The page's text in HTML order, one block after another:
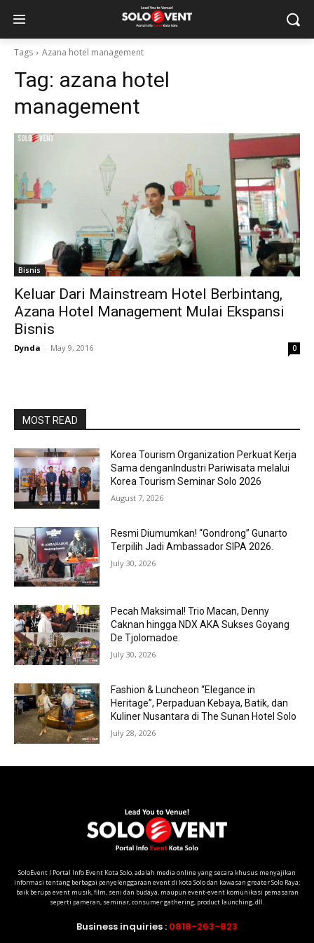
Tags Azana hotel management
Tag: azana hotel
management
Bisnis
Keluar Dari Mainstream Hotel Berbintang,
Azana Hotel Management Mulai Ekspansi
Bisnis
Dynda - May 9, 2016 0
MOST READ
Korea Tourism Organization Perkuat Kerja
Sama denganIndustri Pariwisata melalui
Korea Tourism Seminar Solo 2026
August 7, 2026
Resmi Diumumkan! “Gondrong” Gunarto
Terpilih Jadi Ambassador SIPA 2026.
July 30, 2026
Pecah Maksimal! Trio Macan, Denny
Caknan hingga NDX AKA Sukses Goyang
De Tjolomadoe.
July 30, 2026
Fashion & Luncheon “Elegance in
Heritage”, Perpaduan Kebaya, Batik, dan
Kuliner Nusantara di The Sunan Hotel Solo
July 28, 2026
SoloEvent I Portal Info Event Kota Solo, adalah media online yang secara khusus menyajikan
informasi tentang berbagai penyelenggaraan event di kota Solo dan kawasan greater Solo Raya;
baik berupa event musik, film, seni dan budaya, maupun event-event komunikasi pemasaran
seperti pameran, seminar, consumer gathering, product launching, dll.
Business inquiries : 0818-263-823